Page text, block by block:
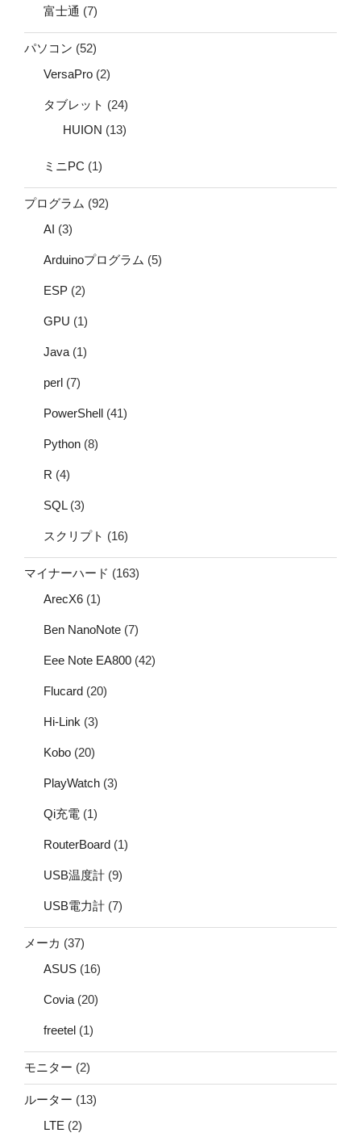
富士通 (7)
パソコン (52)
VersaPro (2)
タブレット (24)
HUION (13)
ミニPC (1)
プログラム (92)
AI (3)
Arduinoプログラム (5)
ESP (2)
GPU (1)
Java (1)
perl (7)
PowerShell (41)
Python (8)
R (4)
SQL(3)
スクリプト (16)
マイナーハード (163)
ArecX6 (1)
Ben NanoNote (7)
Eee Note EA800 (42)
Flucard (20)
Hi-Link (3)
Kobo (20)
PlayWatch (3)
Qi充電 (1)
RouterBoard (1)
USB温度計 (9)
USB電力計 (7)
メーカ (37)
ASUS (16)
Covia (20)
freetel (1)
モニター (2)
ルーター (13)
LTE (2)